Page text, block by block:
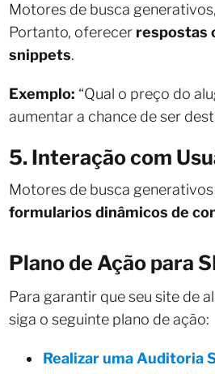
Motores de busca
Portanto, oferecer respostas
snippets.
Exemplo: “Qual o preço do
aumentar a chance de ser
5. Interação com
Motores de busca
formularios dinâmicos de
Plano de Ação para
Para garantir que seu site de
siga o seguinte plano de ação:
Realizar uma Auditoria